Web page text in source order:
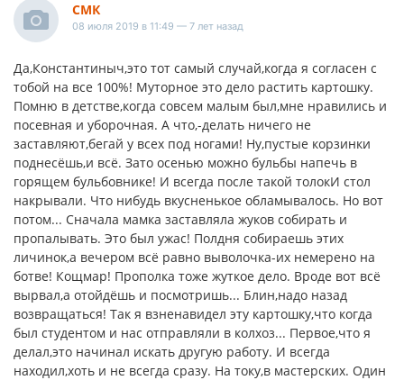
СМК
08 июля 2019 в 11:49 — 7 лет назад
Да,Константиныч,это тот самый случай,когда я согласен с
тобой на все 100%! Муторное это дело растить картошку.
Помню в детстве,когда совсем малым был,мне нравились и
посевная и уборочная. А что,-делать ничего не
заставляют,бегай у всех под ногами! Ну,пустые корзинки
поднесёшь,и всё. Зато осенью можно бульбы напечь в
горящем бульбовнике! И всегда после такой толокИ стол
накрывали. Что нибудь вкусненькое обламывалось. Но вот
потом... Сначала мамка заставляла жуков собирать и
пропалывать. Это был ужас! Полдня собираешь этих
личинок,а вечером всё равно выволочка-их немерено на
ботве! Кощмар! Прополка тоже жуткое дело. Вроде вот всё
вырвал,а отойдёшь и посмотришь... Блин,надо назад
возвращаться! Так я взненавидел эту картошку,что когда
был студентом и нас отправляли в колхоз... Первое,что я
делал,это начинал искать другую работу. И всегда
находил,хоть и не всегда сразу. На току,в мастерских. Один